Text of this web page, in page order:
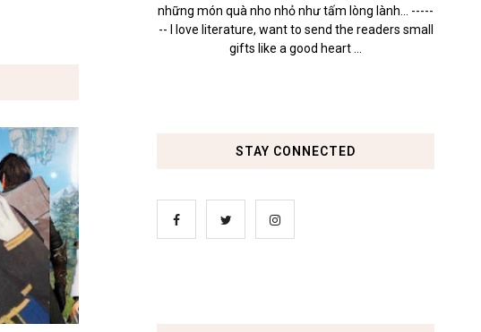
những món quà nho nhỏ như tấm lòng lành... -----
-- I love literature, want to send the readers small
gifts like a good heart ...
STAY CONNECTED